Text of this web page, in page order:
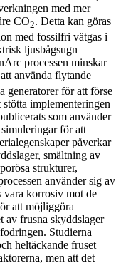
med mer
CO2. Detta kan göras
med fossilfri vätgas i
ljusbågsugn
processen minskar
använda flytande
generatorer för att förse
implementeringen
som använder
för att
påverkar
smältning av
strukturer,
använder sig av
vara korrosiv mot de
att möjliggöra
av frusna skyddslager
Studierna
heltäckande fruset
men att det